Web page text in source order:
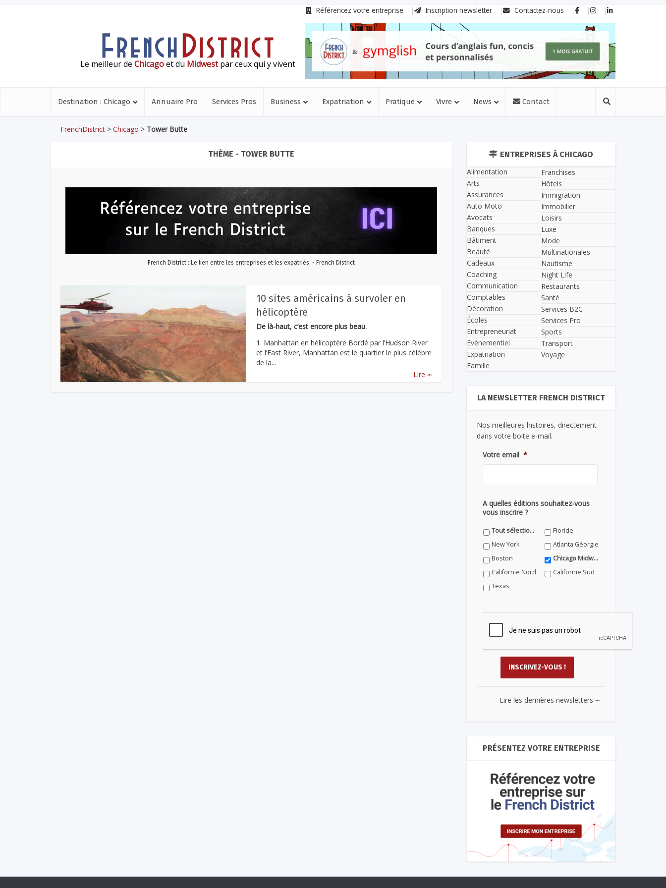
Référencez votre entreprise Inscription newsletter Contactez-nous
Le meilleur de Chicagoet du Midwestpar ceux qui y vivent
Destination : Chicago Annuaire Pro Services Pros Business Expatriation Pratique Vivre News Contact
FrenchDistrict > Chicago > Tower Butte
THÈME - TOWER BUTTE
French District : Le lien entre les entreprises et les expatriés. - French District
10 sites américains à survoler en
hélicoptère
De là-haut, c’est encore plus beau.
1. Manhattan en hélicoptère Bordé par l’Hudson River
et l’East River, Manhattan est le quartier le plus célèbre
de la...
Lire ...
ENTREPRISES À CHICAGO
Alimentation
Arts
Assurances
Auto Moto
Avocats
Banques
Bâtiment
Beauté
Cadeaux
Coaching
Communication
Comptables
Décoration
Écoles
Entrepreneuriat
Evènementiel
Expatriation
Famille
Franchises
Hôtels
Immigration
Immobilier
Loisirs
Luxe
Mode
Multinationales
Nautisme
Night Life
Restaurants
Santé
Services B2C
Services Pro
Sports
Transport
Voyage
LA NEWSLETTER FRENCH DISTRICT
Nos meilleures histoires, directement
dans votre boite e-mail.
Votre email *
A quelles éditions souhaitez-vous
vous inscrire ?
Tout sélectionner
Floride
New York
Atlanta Géorgie
Boston
Chicago Midwest
Californie Nord
Californie Sud
Texas
Lire les dernières newsletters ...
PRÉSENTEZ VOTRE ENTREPRISE